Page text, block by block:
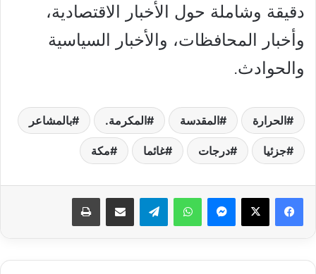
دقيقة وشاملة حول الأخبار الاقتصادية،
وأخبار المحافظات، والأخبار السياسية
والحوادث.
الحرارة المقدسة المكرمة. بالمشاعر
جزئيا درجات غائما مكة
فيسبوك ‫X ماسنجر واتساب تيلقرام مشاركة عبر البريد طباعة